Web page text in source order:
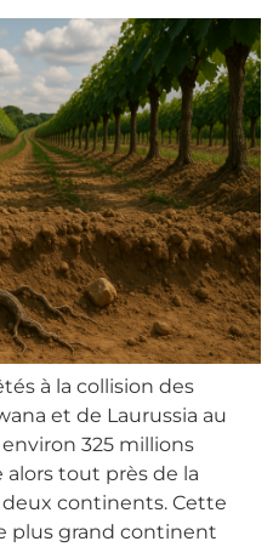
à la collision des
et de Laurussia au
325 millions
alors tout près de la
continents. Cette
plus grand continent